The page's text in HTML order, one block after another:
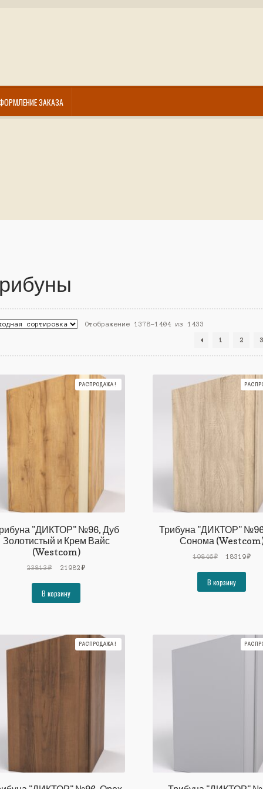
ЗАКАЗА
Отображение 1378–1404 из 1433
1 2 3
"ДИКТОР" №96, Дуб
Золотистый и Крем Вайс
(Westcom)
РАСПРОДАЖА!
23813₽
Первоначальная
23813₽.
21982₽Текущая
В корзину
Трибуна "ДИКТОР"
Сонома
19846₽
19846₽.
18319₽
В корзину
РАСПРОДАЖА!